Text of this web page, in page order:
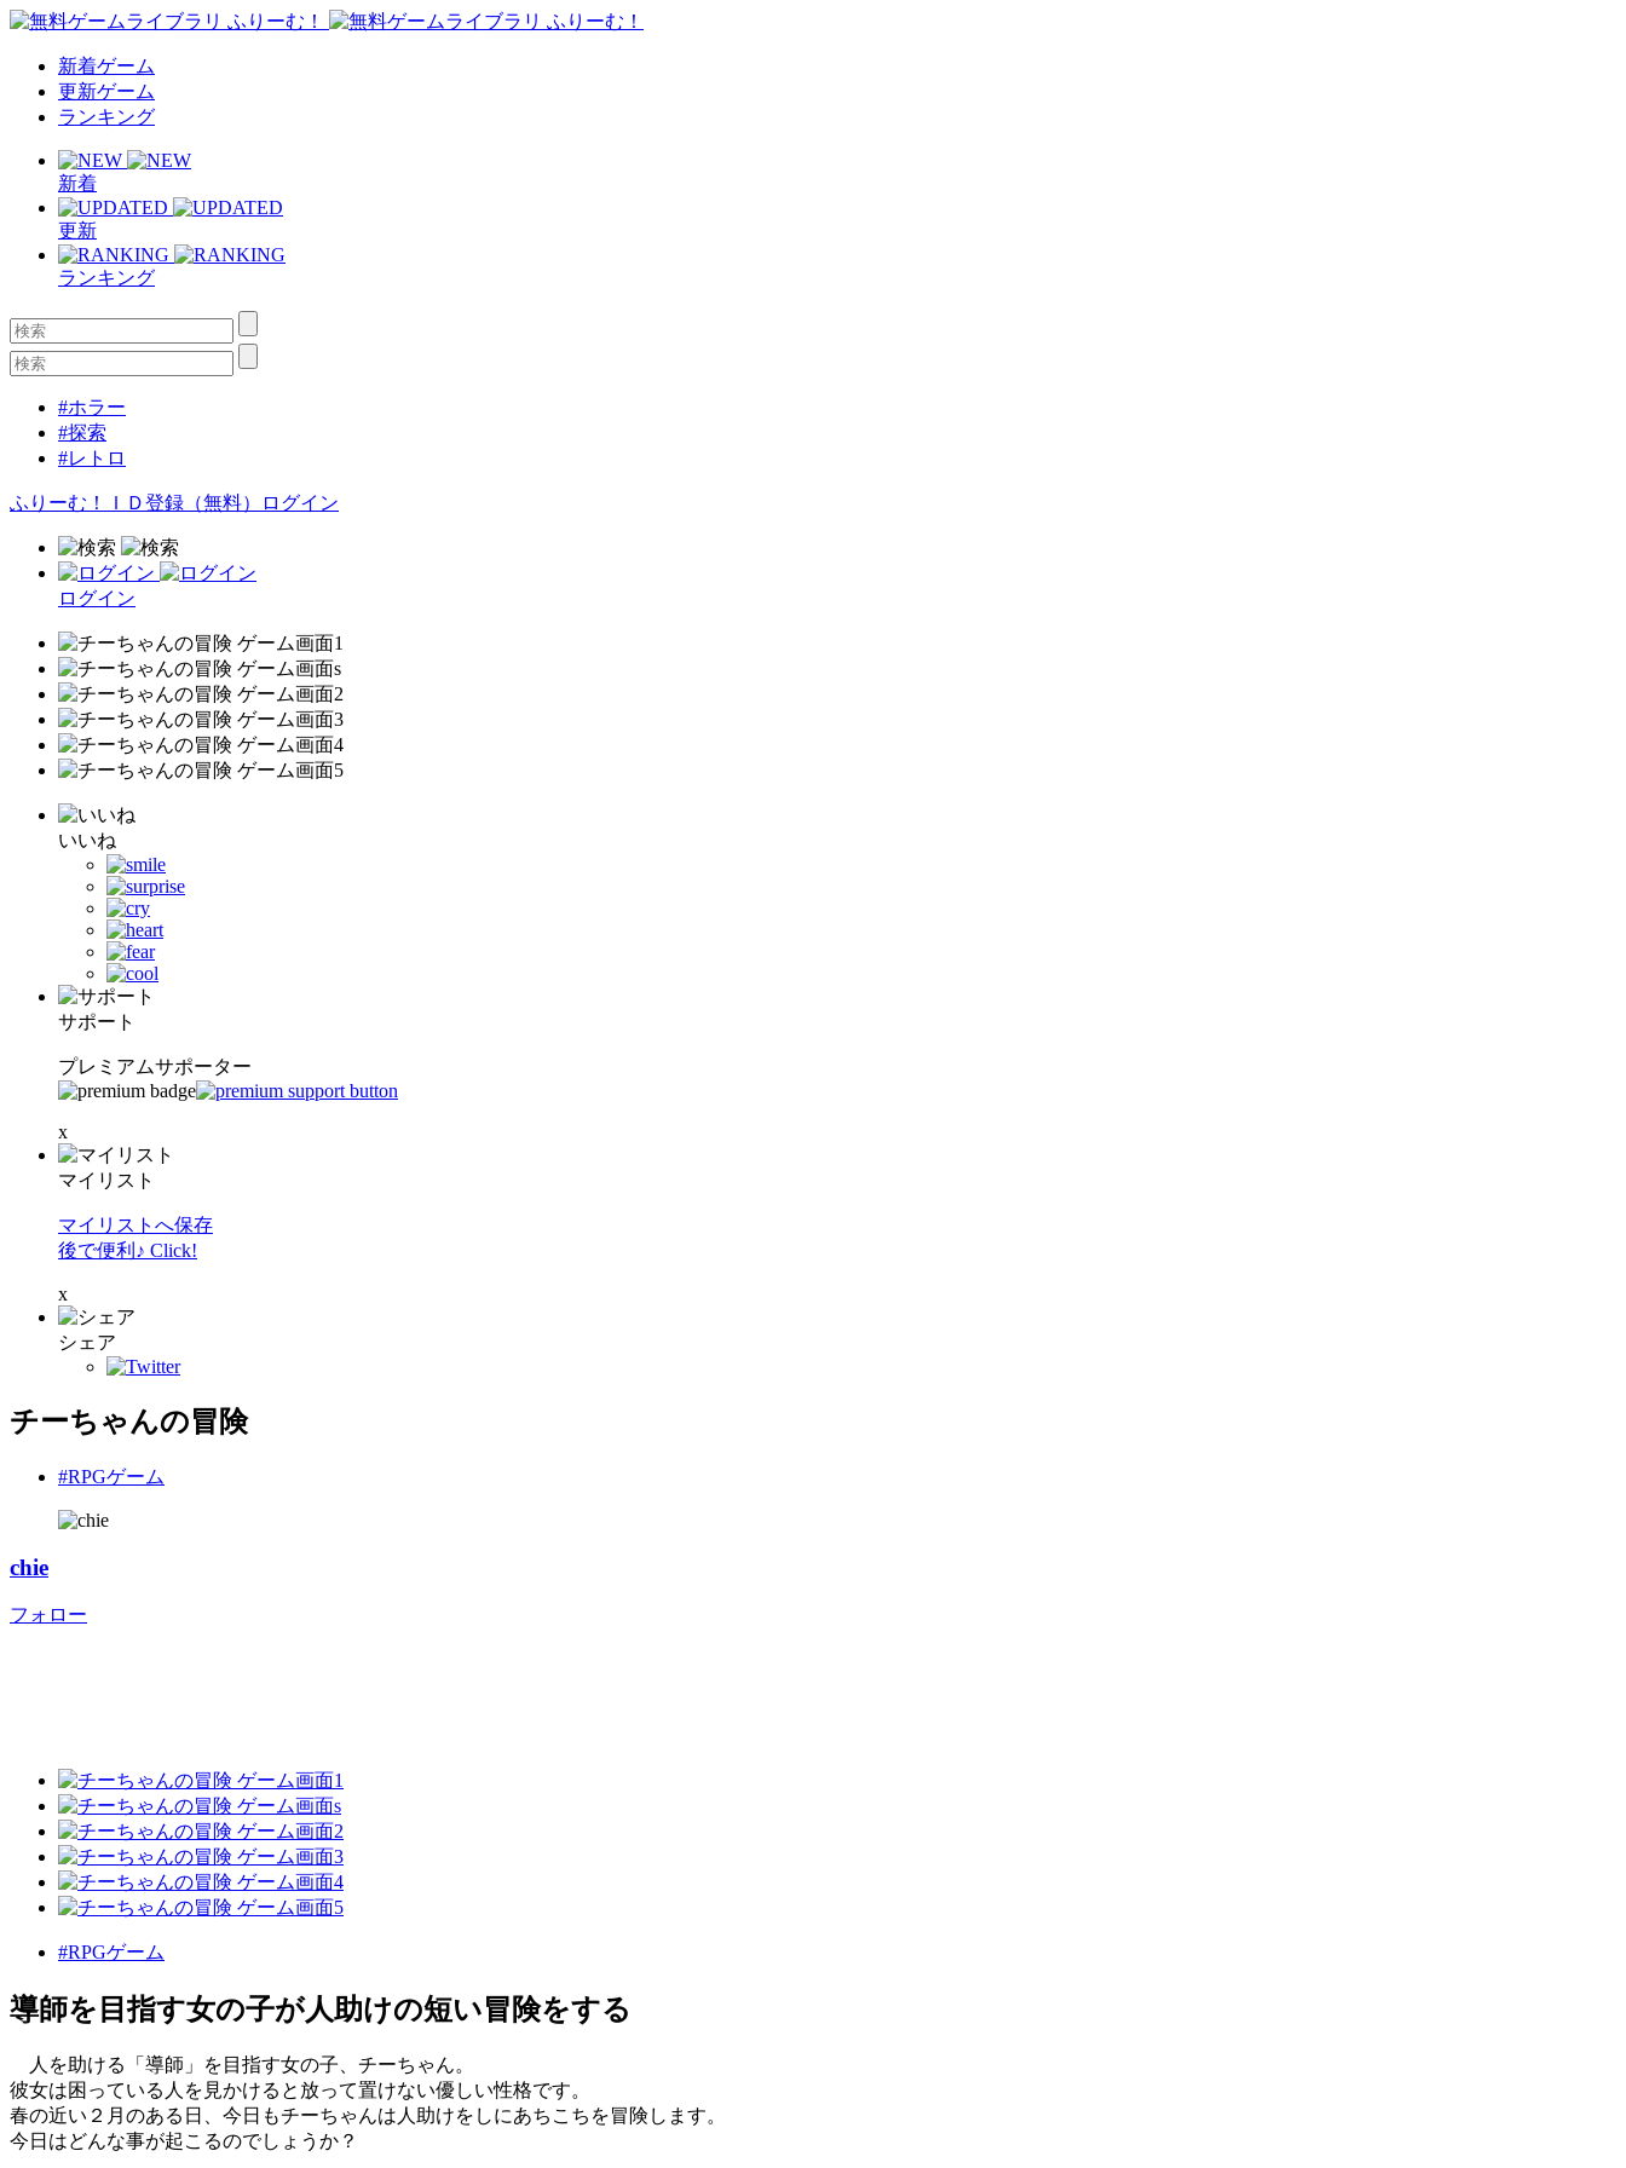
新着ゲーム
更新ゲーム
ランキング
新着
更新
ランキング
#ホラー
#探索
#レトロ
ふりーむ！ＩＤ登録（無料） ログイン
ログイン
いいね
サポート
プレミアムサポーター
x
マイリスト
マイリストへ保存
後で便利♪ Click!
x
シェア
チーちゃんの冒険
#RPGゲーム
chie
フォロー
#RPGゲーム
導師を目指す女の子が人助けの短い冒険をする
人を助ける「導師」を目指す女の子、チーちゃん。
彼女は困っている人を見かけると放って置けない優しい性格です。
春の近い２月のある日、今日もチーちゃんは人助けをしにあちこちを冒険します。
今日はどんな事が起こるのでしょうか？